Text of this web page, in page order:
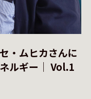
・ムヒカさんに
ルギー｜ Vol.1